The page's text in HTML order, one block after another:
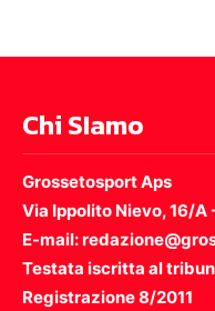
Chi SIamo
Grossetosport Aps
Via Ippolito Nievo, 16/A
E-mail:
Testata iscritta al
Registrazione 8/2011